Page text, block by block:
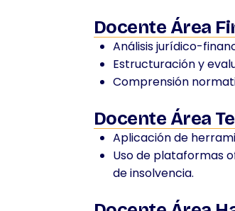
Docente Área
Análisis jurídico-
Estructuración y
Comprensión
Docente Área
Aplicación de
Uso de plataformas
de insolvencia.